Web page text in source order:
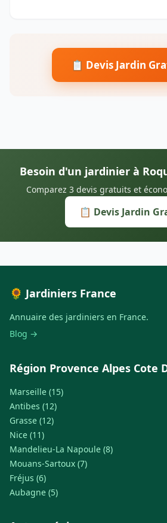
📋 Devis Jardin
Besoin d'un jardinier à
Comparez 3 devis gratuits et
📋 Devis Jardin
🌻 Jardiniers France
Annuaire des jardiniers en France.
Blog →
Région Provence Alpes Cote
Marseille (15)
Antibes (12)
Grasse (12)
Nice (11)
Mandelieu-La Napoule (8)
Mouans-Sartoux (7)
Fréjus (6)
Aubagne (5)